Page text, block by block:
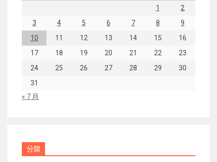
1
2
3
4 5 6 7 8
9
10
11 12 13 14 15
16
17
18 19 20 21 22
23
24
25 26 27 28 29
30
31
« 7 月
分類